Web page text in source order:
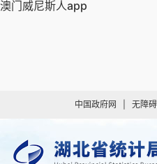
澳门威尼斯人app
中国政府网 无障